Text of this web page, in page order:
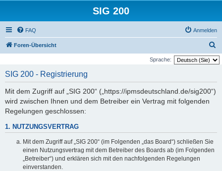
SIG 200
FAQ Anmelden
Foren-Übersicht
u
Sprache:
SIG 200 - Registrierung
Mit dem Zugriff auf „SIG 200“ („https://ipmsdeutschland.de/sig200“)
wird zwischen Ihnen und dem Betreiber ein Vertrag mit folgenden
Regelungen geschlossen:
1. NUTZUNGSVERTRAG
Mit dem Zugriff auf „SIG 200“ (im Folgenden „das Board“) schließen Sie
einen Nutzungsvertrag mit dem Betreiber des Boards ab (im Folgenden
„Betreiber“) und erklären sich mit den nachfolgenden Regelungen
einverstanden.